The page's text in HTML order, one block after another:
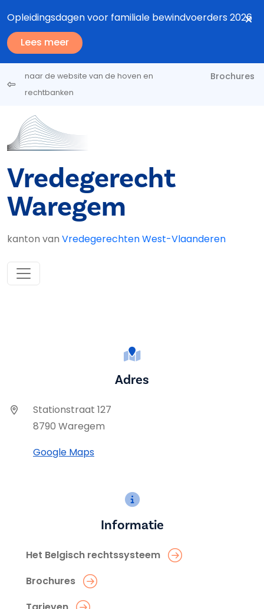
Opleidingsdagen voor familiale bewindvoerders 2026
Lees meer
naar de website van de hoven en
rechtbanken
Brochures
Vredegerecht
Waregem
kanton van Vredegerechten West-Vlaanderen
Adres
Stationstraat 127
8790 Waregem
Google Maps
Informatie
Het Belgisch rechtssysteem
Brochures